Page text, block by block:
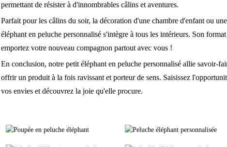
permettant de résister à d'innombrables câlins et aventures.
Parfait pour les câlins du soir, la décoration d'une chambre d'enfant ou
éléphant en peluche personnalisé s'intègre à tous les intérieurs. Son
emportez votre nouveau compagnon partout avec vous !
En conclusion, notre petit éléphant en peluche personnalisé allie savoir-
offrir un produit à la fois ravissant et porteur de sens. Saisissez
vos envies et découvrez la joie qu'elle procure.